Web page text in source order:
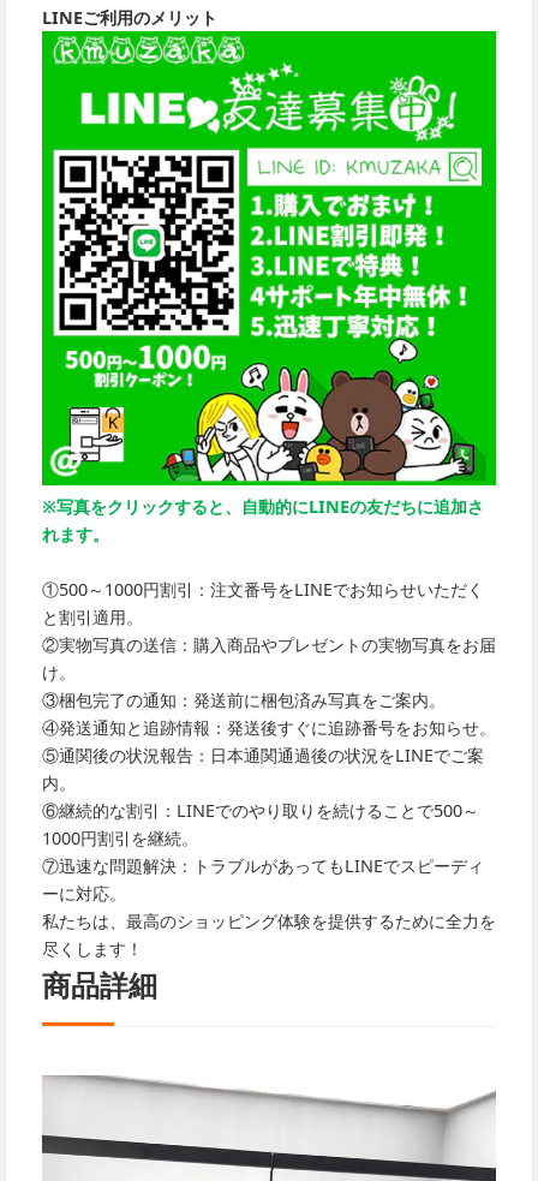
LINEご利用のメリット
※写真をクリックすると、自動的にLINEの友だちに追加さ
れます。
①500～1000円割引：注文番号をLINEでお知らせいただく
と割引適用。
②実物写真の送信：購入商品やプレゼントの実物写真をお届
け。
③梱包完了の通知：発送前に梱包済み写真をご案内。
④発送通知と追跡情報：発送後すぐに追跡番号をお知らせ。
⑤通関後の状況報告：日本通関通過後の状況をLINEでご案
内。
⑥継続的な割引：LINEでのやり取りを続けることで500～
1000円割引を継続。
⑦迅速な問題解決：トラブルがあってもLINEでスピーディ
ーに対応。
私たちは、最高のショッピング体験を提供するために全力を
尽くします！
商品詳細